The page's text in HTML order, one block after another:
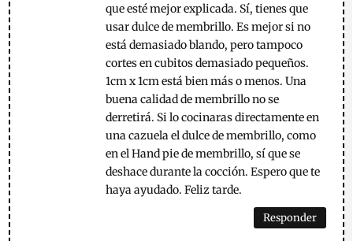
que esté mejor explicada. Sí, tienes que
usar dulce de membrillo. Es mejor si no
está demasiado blando, pero tampoco
cortes en cubitos demasiado pequeños.
1cm x 1cm está bien más o menos. Una
buena calidad de membrillo no se
derretirá. Si lo cocinaras directamente en
una cazuela el dulce de membrillo, como
en el Hand pie de membrillo, sí que se
deshace durante la cocción. Espero que te
haya ayudado. Feliz tarde.
Responder